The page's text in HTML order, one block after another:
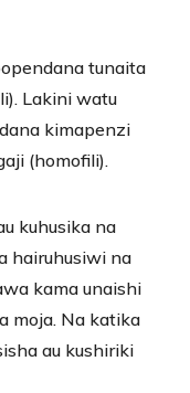
tunaita
Lakini watu
kimapenzi
(homofili).
kuhusika na
hairuhusiwi na
kama unaishi
moja. Na katika
au kushiriki